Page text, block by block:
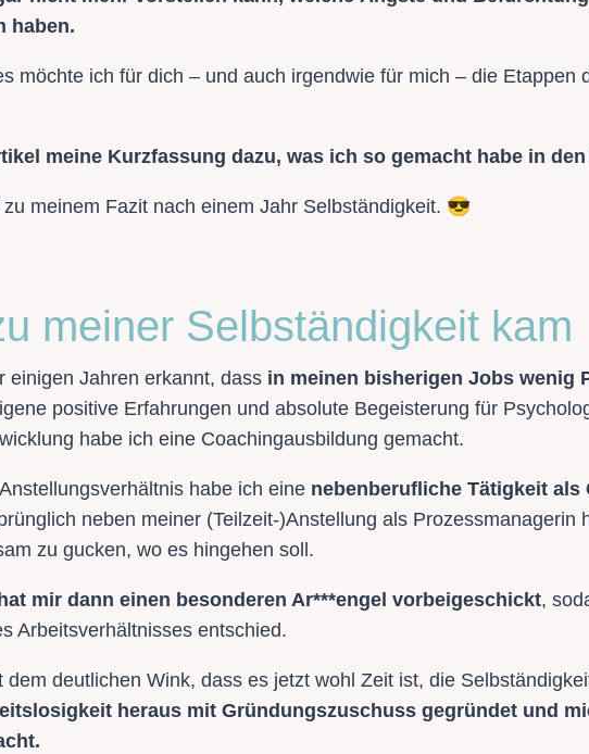
haben.
möchte ich für dich – und auch irgendwie für mich – die Etappen
meine Kurzfassung dazu, was ich so gemacht habe in
meinem Fazit nach einem Jahr Selbständigkeit. 😎
meiner Selbständigkeit kam
einigen Jahren erkannt, dass in meinen bisherigen Jobs wenig
positive Erfahrungen und absolute Begeisterung für
habe ich eine Coachingausbildung gemacht.
habe ich eine nebenberufliche Tätigkeit als
neben meiner (Teilzeit-)Anstellung als Prozessmanagerin
zu gucken, wo es hingehen soll.
mir dann einen besonderen Ar***engel vorbeigeschickt,
Arbeitsverhältnisses entschied.
dem deutlichen Wink, dass es jetzt wohl Zeit ist, die
heraus mit Gründungszuschuss gegründet und